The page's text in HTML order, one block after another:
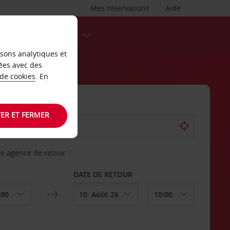
Aide
Mes réservations
agence de retour
DATE DE RETOUR
analytiques et
avec des
cookies. En
ET FERMER